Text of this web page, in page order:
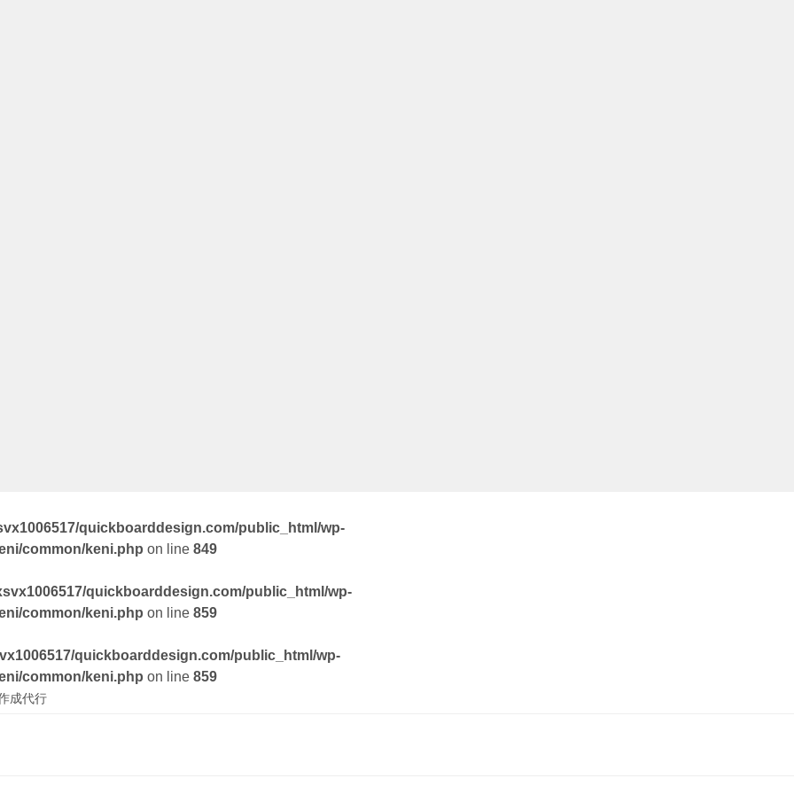
quickboarddesign.com/public_html/wp-
common/keni.php on line 849
quickboarddesign.com/public_html/wp-
common/keni.php on line 859
quickboarddesign.com/public_html/wp-
common/keni.php on line 859
成代行